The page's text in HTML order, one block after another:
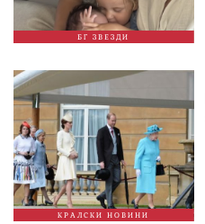
БГ ЗВЕЗДИ
КРАЛСКИ НОВИНИ